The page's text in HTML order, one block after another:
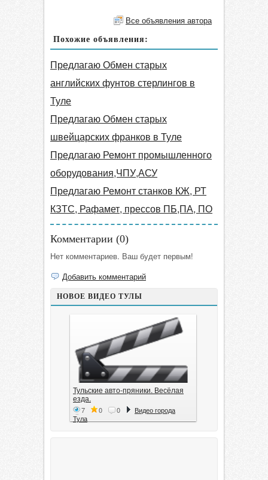
Все объявления автора
Похожие объявления:
Предлагаю Обмен старых
английских фунтов стерлингов в
Туле
Предлагаю Обмен старых
швейцарских франков в Туле
Предлагаю Ремонт промышленного
оборудования,ЧПУ,АСУ
Предлагаю Ремонт станков КЖ, РТ
КЗТС, Рафамет, прессов ПБ,ПА, ПО
Комментарии (0)
Нет комментариев. Ваш будет первым!
Добавить комментарий
НОВОЕ ВИДЕО ТУЛЫ
Тульские авто-пряники. Весёлая
езда.
7 0 0
Видео города
Тула